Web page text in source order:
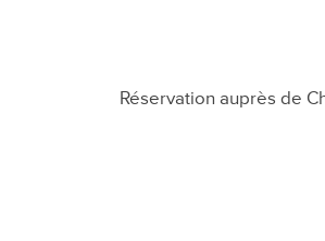
Réservation auprès de